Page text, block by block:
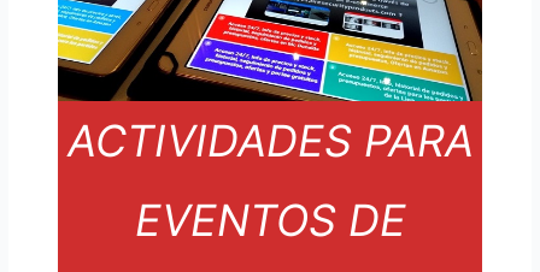
ACTIVIDADES PARA
EVENTOS DE